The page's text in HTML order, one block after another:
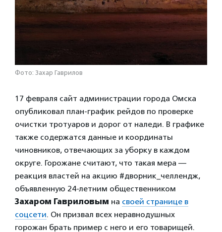
Фото: Захар Гаврилов
17 февраля сайт администрации города Омска
опубликовал план-график рейдов по проверке
очистки тротуаров и дорог от наледи. В графике
также содержатся данные и координаты
чиновников, отвечающих за уборку в каждом
округе. Горожане считают, что такая мера —
реакция властей на акцию #дворник_челлендж,
объявленную 24-летним общественником
Захаром Гавриловым на своей странице в
соцсети. Он призвал всех неравнодушных
горожан брать пример с него и его товарищей.